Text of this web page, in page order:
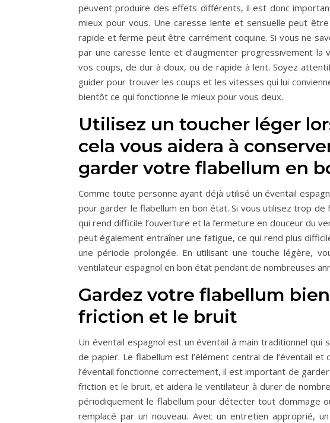
peuvent produire des effets différents, il est donc
mieux pour vous. Une caresse lente et sensuelle peut
rapide et ferme peut être carrément coquine. Si vous ne
par une caresse lente et d’augmenter progressivement
vos coups, de dur à doux, ou de rapide à lent. Soyez
guider pour trouver les coups et les vitesses qui lui
bientôt ce qui fonctionne le mieux pour vous deux.
Utilisez un toucher léger
cela vous aidera à
garder votre flabellum en
Comme toute personne ayant déjà utilisé un éventail
pour garder le flabellum en bon état. Si vous utilisez trop
qui rend difficile l’ouverture et la fermeture en douceur du
peut également entraîner une fatigue, ce qui rend plus
une période prolongée. En utilisant une touche légère,
ventilateur espagnol en bon état pendant de nombreuses
Gardez votre flabellum
friction et le bruit
Un éventail espagnol est un éventail à main traditionnel qui
de papier. Le flabellum est l’élément central de l’éventail
l’éventail fonctionne correctement, il est important de
friction et le bruit, et aidera le ventilateur à durer de
périodiquement le flabellum pour détecter tout dommage
remplacé par un nouveau. Avec un entretien approprié,